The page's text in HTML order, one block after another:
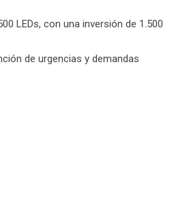
LEDs, con una inversión de 1.500
de urgencias y demandas